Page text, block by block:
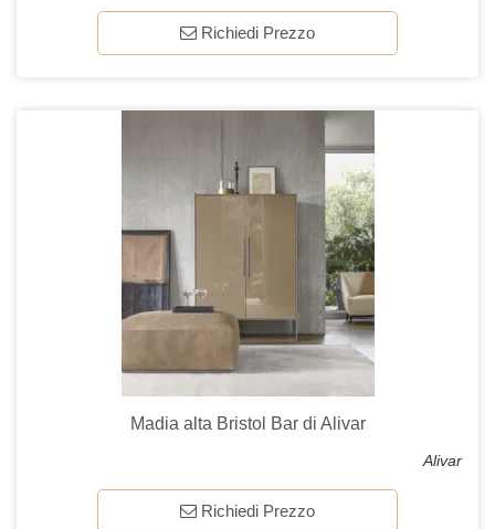
Richiedi Prezzo
Madia alta Bristol Bar di Alivar
Alivar
Richiedi Prezzo